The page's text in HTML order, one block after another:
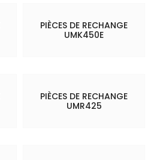
PIÈCES DE RECHANGE
UMK450E
PIÈCES DE RECHANGE
UMR425